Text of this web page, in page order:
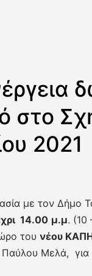
στο
2021
με τον Δήμο
14.00 μ.μ. (10
του νέου
Μελά, για